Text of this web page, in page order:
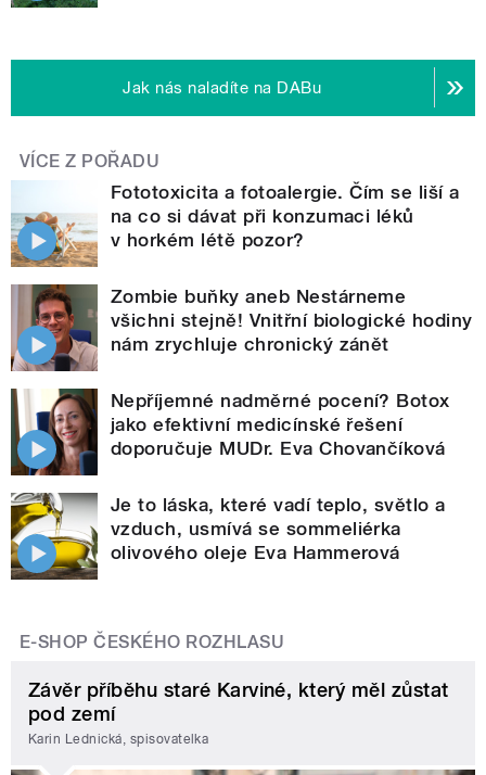
Jak nás naladíte na DABu
VÍCE Z POŘADU
Fototoxicita a fotoalergie. Čím se liší a
na co si dávat při konzumaci léků
v horkém létě pozor?
Zombie buňky aneb Nestárneme
všichni stejně! Vnitřní biologické hodiny
nám zrychluje chronický zánět
Nepříjemné nadměrné pocení? Botox
jako efektivní medicínské řešení
doporučuje MUDr. Eva Chovančíková
Je to láska, které vadí teplo, světlo a
vzduch, usmívá se sommeliérka
olivového oleje Eva Hammerová
E-SHOP ČESKÉHO ROZHLASU
Závěr příběhu staré Karviné, který měl zůstat
pod zemí
Karin Lednická, spisovatelka